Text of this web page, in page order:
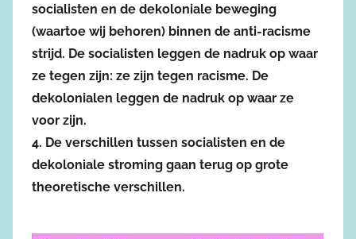
socialisten en de dekoloniale beweging
(waartoe wij behoren) binnen de anti-racisme
strijd. De socialisten leggen de nadruk op waar
ze tegen zijn: ze zijn tegen racisme. De
dekolonialen leggen de nadruk op waar ze
voor zijn.
4. De verschillen tussen socialisten en de
dekoloniale stroming gaan terug op grote
theoretische verschillen.